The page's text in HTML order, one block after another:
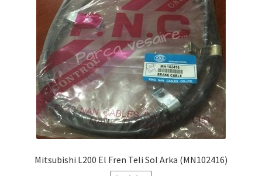
Mitsubishi L200 El Fren Teli Sol Arka (MN102416)